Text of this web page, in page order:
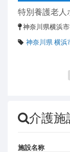
特別養護老
神奈川県横浜
神奈川県 横浜
介護施
施設名称